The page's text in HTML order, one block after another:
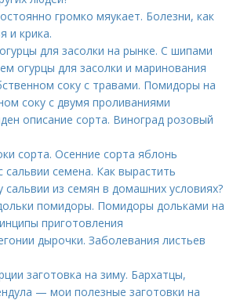
громко мяукает. Болезни, как
и крика.
для засолки на рынке. С шипами
огурцы для засолки и маринования
соку с травами. Помидоры на
соку с двумя проливаниями
описание сорта. Виноград розовый
сорта. Осенние сорта яблонь
сальвии семена. Как вырастить
сальвии из семян в домашних условиях?
помидоры. Помидоры дольками на
приготовления
дырочки. Заболевания листьев
заготовка на зиму. Бархатцы,
— мои полезные заготовки на